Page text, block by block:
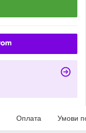
Оплата Умови